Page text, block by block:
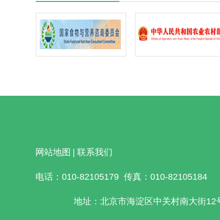
网站地图 联系我们
电话：010-82105179 传真：010-82105184
地址：北京市海淀区中关村南大街12